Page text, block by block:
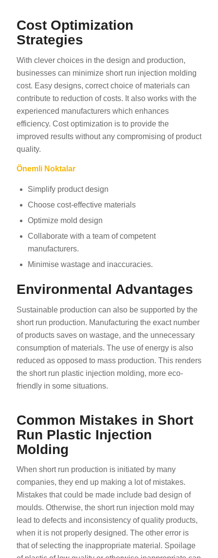
Cost Optimization
Strategies
With clever choices in the design and production,
businesses can minimize short run injection molding
cost. Easy designs, correct choice of materials can
contribute to reduction of costs. It also works with the
experienced manufacturers which enhances
efficiency. Cost optimization is to provide the
improved results without any compromising of product
quality.
Önemli Noktalar
Simplify product design
Choose cost-effective materials
Optimize mold design
Collaborate with a team of competent
manufacturers.
Minimise wastage and inaccuracies.
Environmental Advantages
Sustainable production can also be supported by the
short run production. Manufacturing the exact number
of products saves on wastage, and the unnecessary
consumption of materials. The use of energy is also
reduced as opposed to mass production. This renders
the short run plastic injection molding, more eco-
friendly in some situations.
Common Mistakes in Short
Run Plastic Injection
Molding
When short run production is initiated by many
companies, they end up making a lot of mistakes.
Mistakes that could be made include bad design of
moulds. Otherwise, the short run injection mold may
lead to defects and inconsistency of quality products,
when it is not properly designed. The other error is
that of selecting the inappropriate material. Spoilage